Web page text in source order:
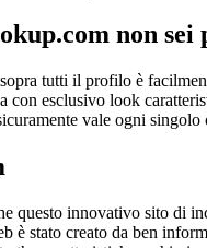
non
tutti il profilo è
esclusivo look
vale ogni
questo innovativo sito di
stato creato da ben